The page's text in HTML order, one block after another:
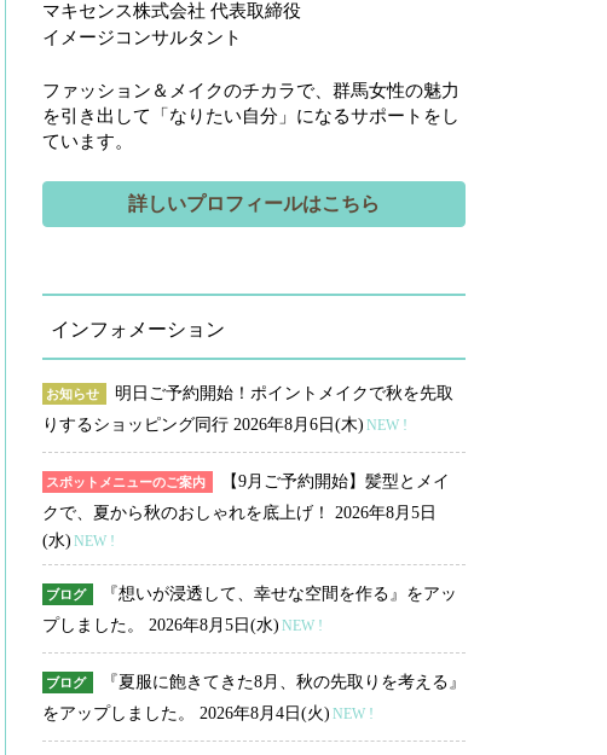
マキセンス株式会社 代表取締役
イメージコンサルタント
ファッション＆メイクのチカラで、群馬女性の魅力
を引き出して「なりたい自分」になるサポートをし
ています。
詳しいプロフィールはこちら
インフォメーション
お知らせ
明日ご予約開始！ポイントメイクで秋を先取
りするショッピング同行 2026年8月6日(木) NEW !
スポットメニューのご案内
【9月ご予約開始】髪型とメイ
クで、夏から秋のおしゃれを底上げ！ 2026年8月5日
(水) NEW !
ブログ
『想いが浸透して、幸せな空間を作る』をアッ
プしました。 2026年8月5日(水) NEW !
ブログ
『夏服に飽きてきた8月、秋の先取りを考える』
をアップしました。 2026年8月4日(火) NEW !